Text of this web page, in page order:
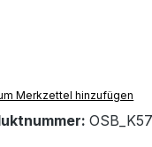
Merkzettel hinzufügen